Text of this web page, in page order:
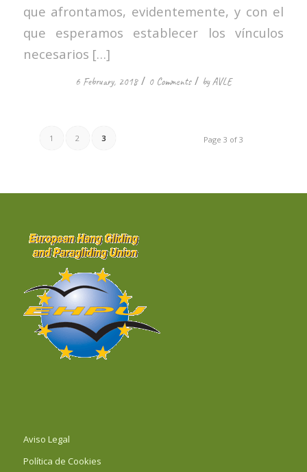
que afrontamos, evidentemente, y con el
que esperamos establecer los vínculos
necesarios […]
6 February, 2018 / 0 Comments / byAVLE
Page 3 of 3
1 2 3
Aviso Legal
Política de Cookies